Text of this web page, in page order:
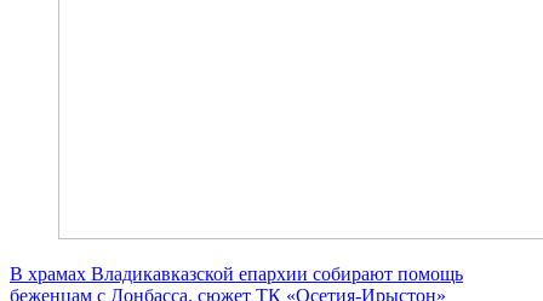
В храмах Владикавказской епархии собирают помощь
беженцам с Донбасса. сюжет ТК «Осетия-Ирыстон»